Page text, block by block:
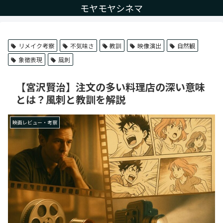
モヤモヤシネマ
リメイク考察 不気味さ 教訓 映像演出
自然観
象徴表現
風刺
【宮沢賢治】注文の多い料理店の深い意味
とは？風刺と教訓を解説
映画レビュー・考察